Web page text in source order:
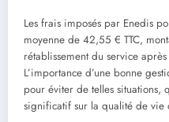
Les frais imposés par Enedis
moyenne de 42,55 € TTC,
rétablissement du service
L’importance d’une bonne
pour éviter de telles situations,
significatif sur la qualité de vie